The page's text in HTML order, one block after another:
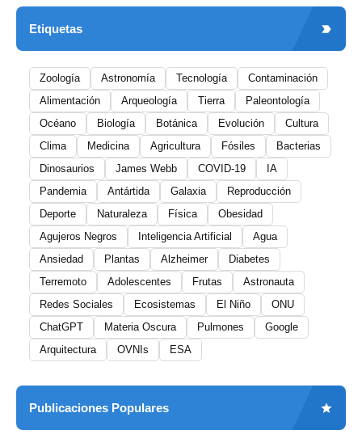
Etiquetas
Zoología Astronomía Tecnología
Contaminación
Alimentación
Arqueología Tierra
Paleontología
Océano
Biología Botánica Evolución
Cultura
Clima
Medicina Agricultura Fósiles
Bacterias
Dinosaurios
James Webb COVID-19
IA
Pandemia
Antártida Galaxia
Reproducción
Deporte
Naturaleza Física
Obesidad
Agujeros Negros
Inteligencia Artificial
Agua
Ansiedad
Plantas Alzheimer
Diabetes
Terremoto
Adolescentes Frutas
Astronauta
Redes Sociales
Ecosistemas El Niño
ONU
ChatGPT
Materia Oscura Pulmones
Google
Arquitectura
OVNIs ESA
Publicaciones Populares